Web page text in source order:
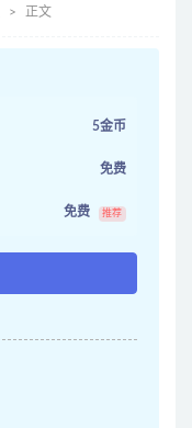
正文
5金币
免费
免费 推荐